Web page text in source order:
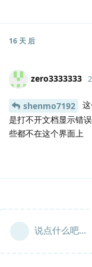
16 天 后
zero3333333
shenmo7192
是打不开文档显示错
些都不在这个界面上
说点什么吧...